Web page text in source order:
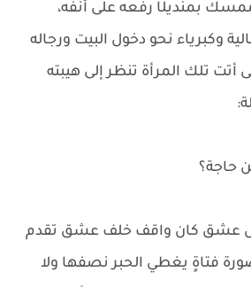
بمنديلًا رفعه على أنفه،
وكبرياء نحو دخول البيت ورجاله
أتت تلك المرأة تنظر إلى هيبته
حاجة؟
عشق كان واقف خلف عشق تقدم
فتاةٍ يغطي الحبر نصفها ولا